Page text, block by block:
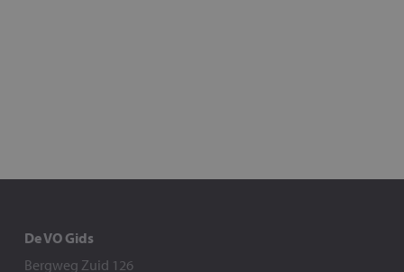
De VO Gids
Bergweg Zuid 126